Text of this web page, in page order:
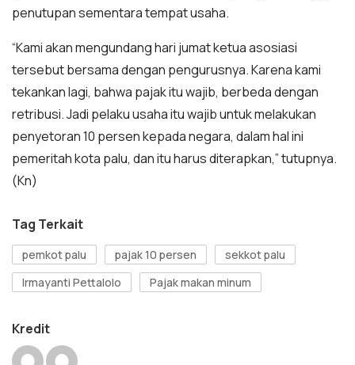
penutupan sementara tempat usaha.
“Kami akan mengundang hari jumat ketua asosiasi
tersebut bersama dengan pengurusnya. Karena kami
tekankan lagi, bahwa pajak itu wajib, berbeda dengan
retribusi. Jadi pelaku usaha itu wajib untuk melakukan
penyetoran 10 persen kepada negara, dalam hal ini
pemeritah kota palu, dan itu harus diterapkan,” tutupnya.
(Kn)
Tag Terkait
pemkot palu pajak 10 persen
sekkot palu
Irmayanti Pettalolo
Pajak makan minum
Kredit